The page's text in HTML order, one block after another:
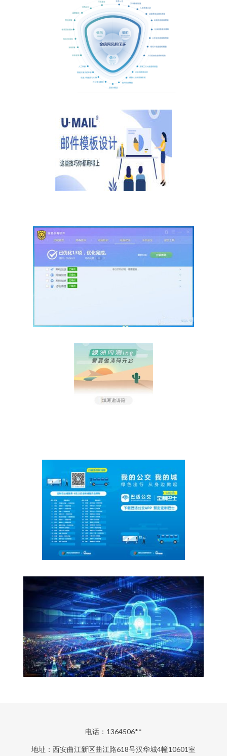
电话：1364506**
地址：西安曲江新区曲江路618号汉华城4幢10601室